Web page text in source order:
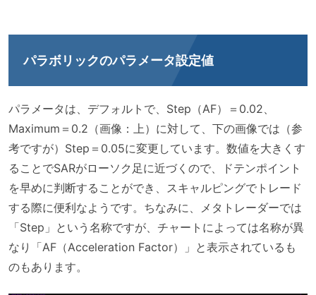
パラボリックのパラメータ設定値
パラメータは、デフォルトで、Step（AF）＝0.02、
Maximum＝0.2（画像：上）に対して、下の画像では（参
考ですが）Step＝0.05に変更しています。数値を大きくす
ることでSARがローソク足に近づくので、ドテンポイント
を早めに判断することができ、スキャルピングでトレード
する際に便利なようです。ちなみに、メタトレーダーでは
「Step」という名称ですが、チャートによっては名称が異
なり「AF（Acceleration Factor）」と表示されているも
のもあります。